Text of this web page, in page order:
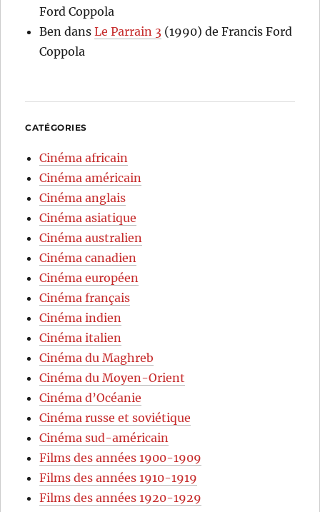
Ford Coppola
Ben dansLe Parrain 3 (1990) de Francis Ford
Coppola
CATÉGORIES
Cinéma africain
Cinéma américain
Cinéma anglais
Cinéma asiatique
Cinéma australien
Cinéma canadien
Cinéma européen
Cinéma français
Cinéma indien
Cinéma italien
Cinéma du Maghreb
Cinéma du Moyen-Orient
Cinéma d’Océanie
Cinéma russe et soviétique
Cinéma sud-américain
Films des années 1900-1909
Films des années 1910-1919
Films des années 1920-1929